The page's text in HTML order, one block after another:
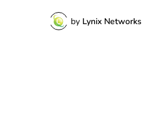
by Lynix Networks